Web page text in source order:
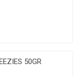
50GR